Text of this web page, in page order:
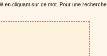
en cliquant sur ce mot. Pour une recherche